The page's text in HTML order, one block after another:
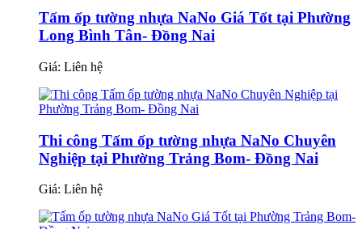
Tấm ốp tường nhựa NaNo Giá Tốt tại Phường
Long Bình Tân- Đồng Nai
Giá: Liên hệ
Thi công Tấm ốp tường nhựa NaNo Chuyên
Nghiệp tại Phường Trảng Bom- Đồng Nai
Giá: Liên hệ